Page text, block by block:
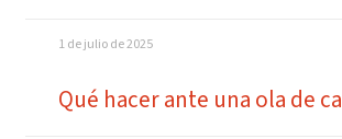
1 de julio de 2025
Qué hacer ante una ola de